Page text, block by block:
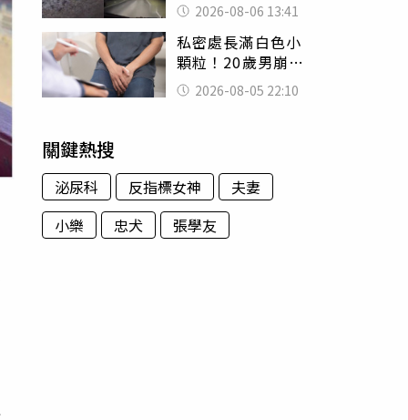
經十災
2026-08-06 13:41
私密處長滿白色小
顆粒！20歲男崩潰
求診 醫曝5大真相
別再誤會
2026-08-05 22:10
關鍵熱搜
泌尿科 反指標女神
夫妻
小樂
忠犬 張學友